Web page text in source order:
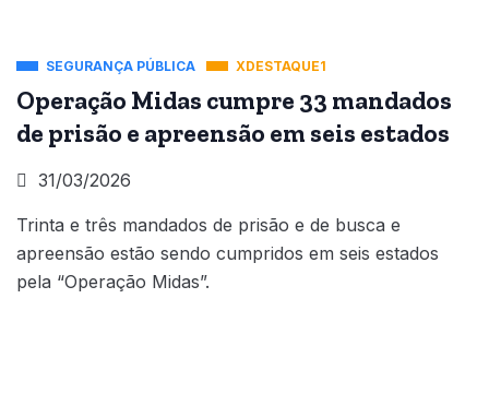
SEGURANÇA PÚBLICA XDESTAQUE1
Operação Midas cumpre 33 mandados
de prisão e apreensão em seis estados
31/03/2026
Trinta e três mandados de prisão e de busca e
apreensão estão sendo cumpridos em seis estados
pela “Operação Midas”.